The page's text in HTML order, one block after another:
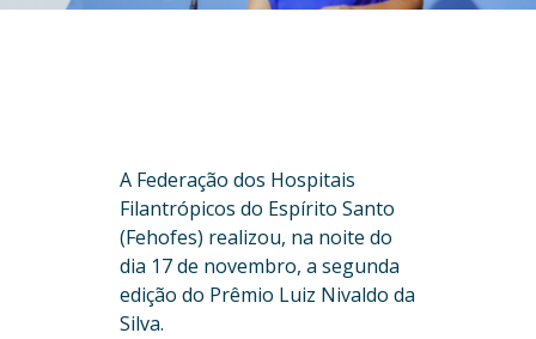
A Federação dos Hospitais
Filantrópicos do Espírito Santo
(Fehofes) realizou, na noite do
dia 17 de novembro, a segunda
edição do Prêmio Luiz Nivaldo da
Silva.